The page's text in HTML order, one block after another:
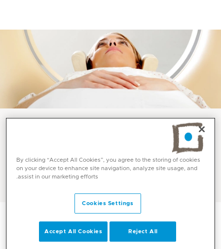
خدمات واختصاصات
الأشعة في ميديكلينيك
By clicking “Accept All Cookies”, you agree to the storing of cookies
on your device to enhance site navigation, analyze site usage, and
assist in our marketing efforts.
Cookies Settings
Reject All
Accept All Cookies